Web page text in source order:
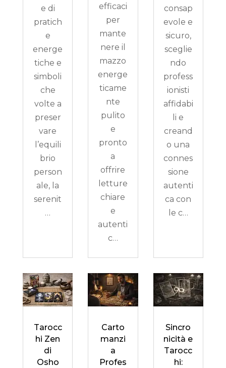
e di
pratich
e
energe
tiche e
simboli
che
volte a
preser
vare
l’equili
brio
person
ale, la
serenit
…
efficaci
per
mante
nere il
mazzo
energe
ticame
nte
pulito
e
pronto
a
offrire
letture
chiare
e
autenti
c…
consap
evole e
sicuro,
sceglie
ndo
profess
ionisti
affidabi
li e
creand
o una
connes
sione
autenti
ca con
le c…
Tarocc
hi Zen
di
Osho
Carto
manzi
a
Profes
Sincro
nicità e
Tarocc
hi: